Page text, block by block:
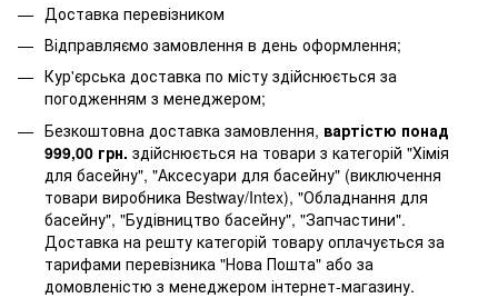
Доставка перевізником
Відправляємо замовлення в день оформлення;
Кур'єрська доставка по місту здійснюється за
погодженням з менеджером;
Безкоштовна доставка замовлення, вартістю понад
999,00 грн. здійснюється на товари з категорій "Хімія
для басейну", "Аксесуари для басейну" (виключення
товари виробника Bestway/Intex), "Обладнання для
басейну", "Будівництво басейну", "Запчастини".
Доставка на решту категорій товару оплачується за
тарифами перевізника "Нова Пошта" або за
домовленістю з менеджером інтернет-магазину.